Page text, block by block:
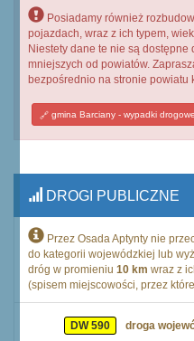
Posiadamy również
pojazdach, wraz z ich typem,
Niestety dane te nie są
mniejszych od powiatów.
bezpośrednio na stronie powiatu
gmina Barciany - wypadki drogowe
DROGI PUBLICZNE
Przez Osada Aptynty nie
do kategorii wojewódzkiej lub
dróg w promieniu 10 km wraz z
(spisem miejscowości, przez
DW 590 droga